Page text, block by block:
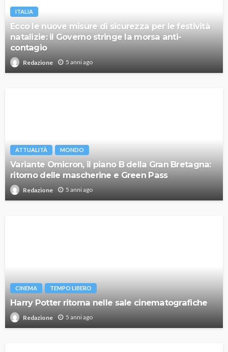
ITALIA
Ecco le nuove misure di sicurezza per le festività
natalizie: il Governo stringe la morsa anti-
contagio
Redazione 5 anni ago
ATTUALITÀ MONDO
Variante Omicron, il piano B della Gran Bretagna:
ritorno delle mascherine e Green Pass
Redazione 5 anni ago
CINEMA TEMPO LIBERO
Harry Potter ritorna nelle sale cinematografiche
Redazione 5 anni ago